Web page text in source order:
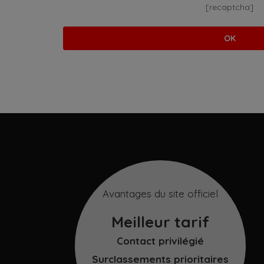
[recaptcha]
Avantages du site officiel
Meilleur tarif
Contact privilégié
Surclassements prioritaires